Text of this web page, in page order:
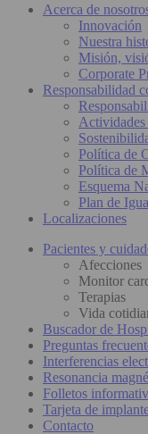
Acerca de
Innovación
Nuestra
Misión,
Corporate
Responsabilidad
Actividades
Política de
Política de
Esquema
Plan de
Localizaciones
Pacientes y
Afecciones
Monitor
Terapias
Vida
Buscador de
Preguntas
Interferencias
Resonancia
Folletos
Tarjeta de
Contacto